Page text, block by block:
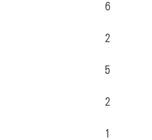
6
2
5
2
1